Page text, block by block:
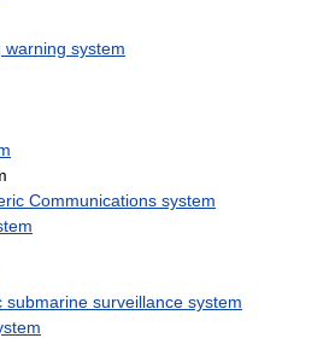
warning system
Communications system
submarine surveillance system